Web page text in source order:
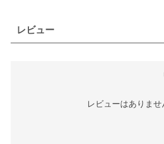
レビュー
レビューはありませ